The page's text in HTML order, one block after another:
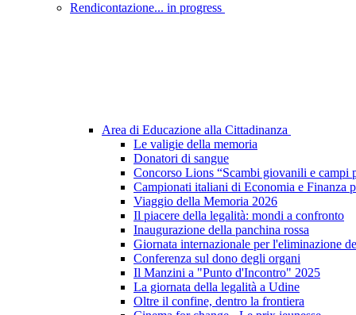
Rendicontazione... in progress
Area di Educazione alla Cittadinanza
Le valigie della memoria
Donatori di sangue
Concorso Lions “Scambi giovanili e campi
Campionati italiani di Economia e Finanza
Viaggio della Memoria 2026
Il piacere della legalità: mondi a confronto
Inaugurazione della panchina rossa
Giornata internazionale per l'eliminazione
Conferenza sul dono degli organi
Il Manzini a "Punto d'Incontro" 2025
La giornata della legalità a Udine
Oltre il confine, dentro la frontiera